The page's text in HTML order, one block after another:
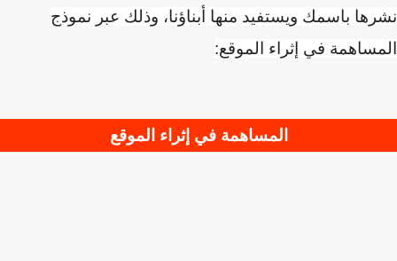
باسمك ويستفيد منها أبناؤنا، وذلك عبر نموذج
في إثراء الموقع:
المساهمة في إثراء الموقع